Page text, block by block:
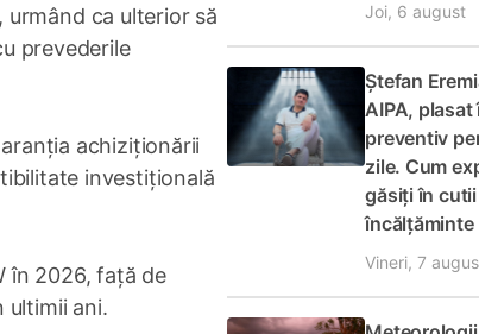
urmând ca ulterior să
prevederile
achiziționării
investițională
în 2026, față de
ultimii ani.
Joi, 6 august
Ștefan
AIPA, plasat
preventiv
zile. Cum
găsiți în
încălțăminte
Vineri, 7